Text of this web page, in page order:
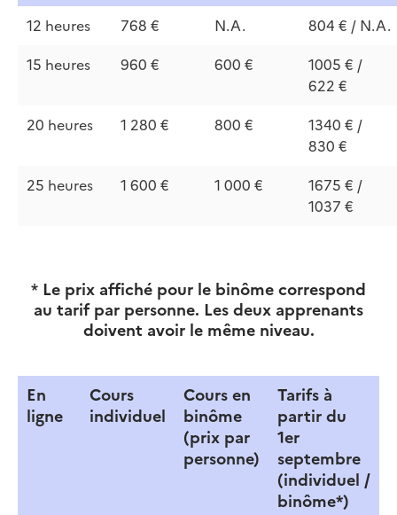
12 heures 768 € N.A.
804 € / N.A.
15 heures
960 € 600 €
1005 € /
622 €
20 heures
1 280 € 800 €
1340 € /
830 €
25 heures
1 600 € 1 000 €
1675 € /
1037 €
* Le prix affiché pour le binôme correspond
au tarif par personne. Les deux apprenants
doivent avoir le même niveau.
En
ligne
Cours
individuel
Cours en
binôme
(prix par
personne)
Tarifs à
partir du
1er
septembre
(individuel /
binôme*)